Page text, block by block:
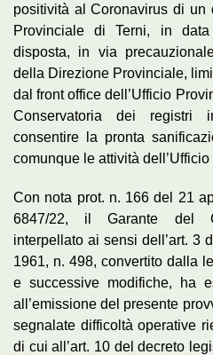
positività al Coronavirus di un
Provinciale di Terni, in
disposta, in via
della Direzione Provinciale,
dal front office dell’Ufficio
Conservatoria dei registri
consentire la pronta
comunque le attività
Con nota prot. n. 166 del 21
6847/22, il Garante del
interpellato ai sensi dell’art. 3
1961, n. 498, convertito dalla
e successive modifiche, ha
all’emissione del presente
segnalate difficoltà operative
di cui all’art. 10 del decreto